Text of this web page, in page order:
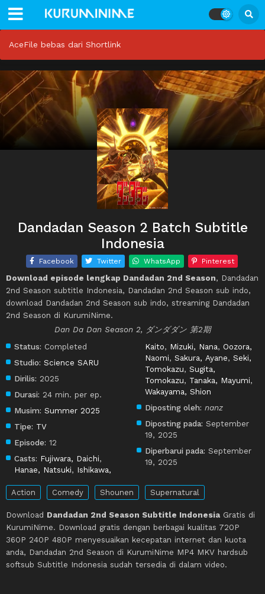
AceFile bebas dari Shortlink
Dandadan Season 2 Batch Subtitle
Indonesia
Facebook Twitter WhatsApp Pinterest
Download episode lengkap Dandadan 2nd Season, Dandadan
2nd Season subtitle Indonesia, Dandadan 2nd Season sub indo,
download Dandadan 2nd Season sub indo, streaming Dandadan
2nd Season di KurumiNime.
Dan Da Dan Season 2, ダンダダン 第2期
Status: Completed
Studio: Science SARU
Dirilis: 2025
Durasi: 24 min. per ep.
Musim: Summer 2025
Tipe: TV
Episode: 12
Casts: Fujiwara, Daichi,
Hanae, Natsuki, Ishikawa,
Kaito, Mizuki, Nana, Oozora,
Naomi,Sakura, Ayane,Seki,
Tomokazu,Sugita,
Tomokazu, Tanaka, Mayumi,
Wakayama, Shion
Diposting oleh: nanz
Diposting pada: September
19, 2025
Diperbarui pada: September
19, 2025
Action Comedy Shounen Supernatural
Download Dandadan 2nd Season Subtitle Indonesia Gratis di
KurumiNime. Download gratis dengan berbagai kualitas 720P
360P 240P 480P menyesuaikan kecepatan internet dan kuota
anda, Dandadan 2nd Season di KurumiNime MP4 MKV hardsub
softsub Subtitle Indonesia sudah tersedia di dalam video.